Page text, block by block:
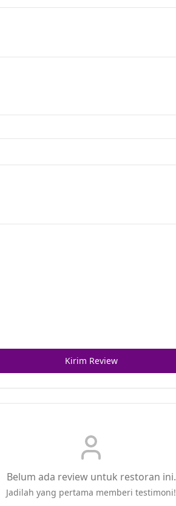
Kirim Review
Belum ada review untuk restoran ini.
Jadilah yang pertama memberi testimoni!